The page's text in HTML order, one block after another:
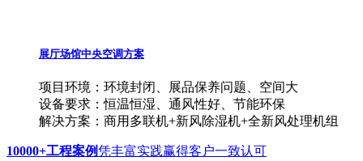
展厅场馆中央空调方案
项目环境：环境封闭、展品保养问题、空间大
设备要求：恒温恒湿、通风性好、节能环保
解决方案：商用多联机+新风除湿机+全新风处理机组
10000+工程案例凭丰富实践赢得客户一致认可